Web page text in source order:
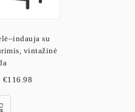
su
vintažinė
€116.98